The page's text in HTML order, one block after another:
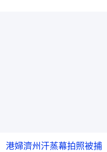
港婦濟州汗蒸幕拍照被